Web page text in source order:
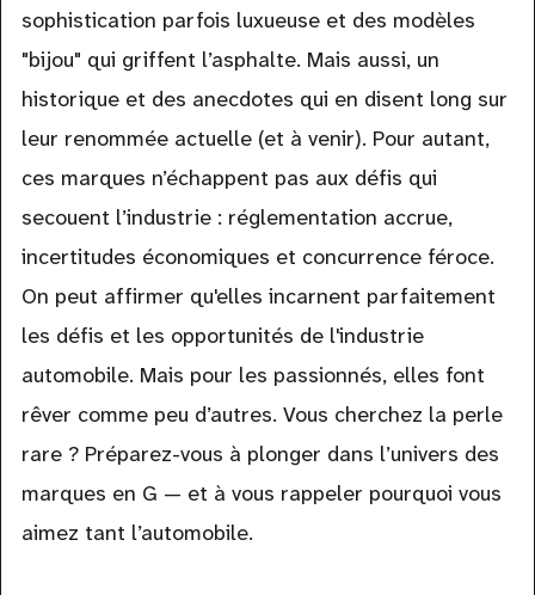
sophistication parfois luxueuse et des modèles
"bijou" qui griffent l’asphalte. Mais aussi, un
historique et des anecdotes qui en disent long sur
leur renommée actuelle (et à venir). Pour autant,
ces marques n’échappent pas aux défis qui
secouent l’industrie : réglementation accrue,
incertitudes économiques et concurrence féroce.
On peut affirmer qu'elles incarnent parfaitement
les défis et les opportunités de l'industrie
automobile. Mais pour les passionnés, elles font
rêver comme peu d’autres. Vous cherchez la perle
rare ? Préparez-vous à plonger dans l’univers des
marques en G — et à vous rappeler pourquoi vous
aimez tant l’automobile.